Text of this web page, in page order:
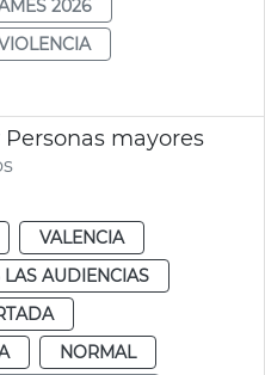
2026
mayores
VALENCIA
AUDIENCIAS
NORMAL